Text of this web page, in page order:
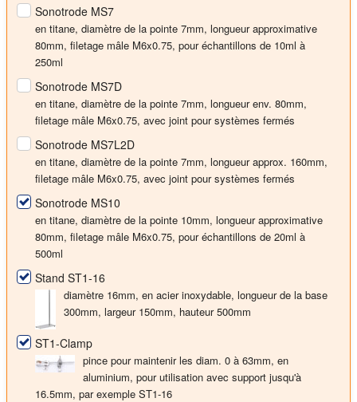
Sonotrode MS7
en titane, diamètre de la pointe 7mm, longueur approximative
80mm, filetage mâle M6x0.75, pour échantillons de 10ml à
250ml
Sonotrode MS7D
en titane, diamètre de la pointe 7mm, longueur env. 80mm,
filetage mâle M6x0.75, avec joint pour systèmes fermés
Sonotrode MS7L2D
en titane, diamètre de la pointe 7mm, longueur approx. 160mm,
filetage mâle M6x0.75, avec joint pour systèmes fermés
Sonotrode MS10
en titane, diamètre de la pointe 10mm, longueur approximative
80mm, filetage mâle M6x0.75, pour échantillons de 20ml à
500ml
Stand ST1-16
diamètre 16mm, en acier inoxydable, longueur de la base
300mm, largeur 150mm, hauteur 500mm
ST1-Clamp
pince pour maintenir les diam. 0 à 63mm, en
aluminium, pour utilisation avec support jusqu'à
16.5mm, par exemple ST1-16